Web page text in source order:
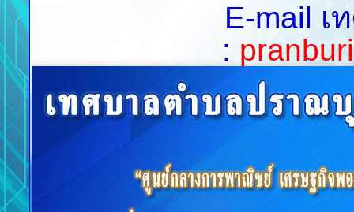
E-mail
: